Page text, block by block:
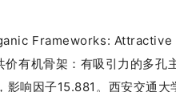
Frameworks:
有机骨架： 有吸引力的多孔
响因子15.881。 西安交通大